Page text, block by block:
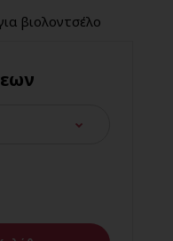
βιολοντσέλο